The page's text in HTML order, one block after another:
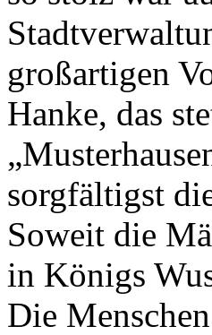
großartigen
Hanke, das
sorgfältigst
Soweit die
in Königs
Die